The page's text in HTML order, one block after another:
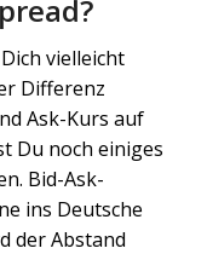
vielleicht
Differenz
Ask-Kurs auf
Du noch einiges
Bid-Ask-
ins Deutsche
der Abstand